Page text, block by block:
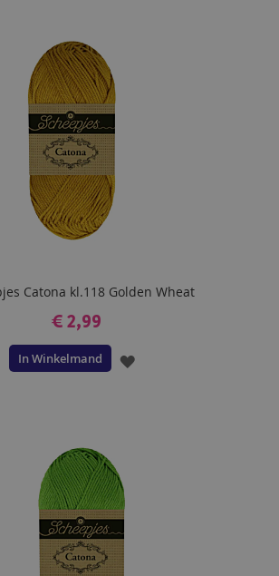
Catona kl.118 Golden Wheat
€ 2,99
In Winkelmand
VOEG